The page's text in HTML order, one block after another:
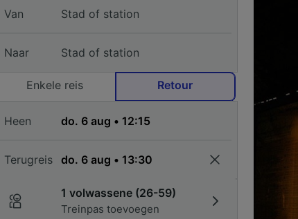
Van
Naar
Enkele reis Retour
Heen
Terugreis
1 volwassene (26-59)
Treinpas toevoegen